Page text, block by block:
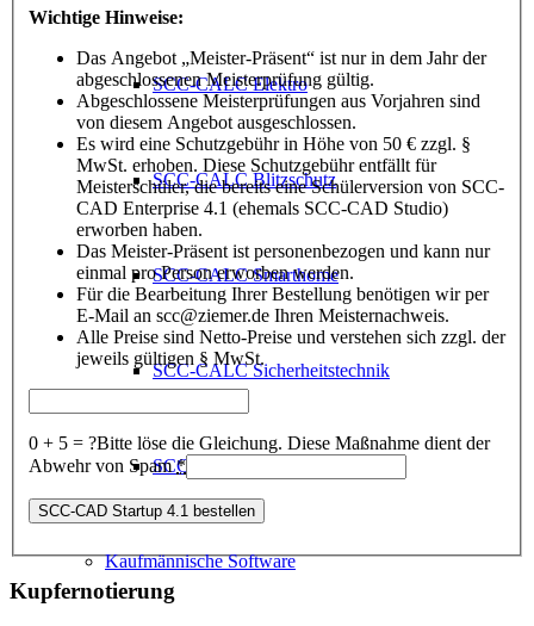
SCC-CALC Elektro
SCC-CALC Blitzschutz
SCC-CALC Smarthome
SCC-CALC Sicherheitstechnik
SCC-Konfigurator
Kaufmännische Software
Wichtige Hinweise:
Das Angebot „Meister-Präsent“ ist nur in dem Jahr der
abgeschlossenen Meisterprüfung gültig.
Abgeschlossene Meisterprüfungen aus Vorjahren sind
von diesem Angebot ausgeschlossen.
Es wird eine Schutzgebühr in Höhe von 50 € zzgl. §
MwSt. erhoben. Diese Schutzgebühr entfällt für
Meisterschüler, die bereits eine Schülerversion von SCC-
CAD Enterprise 4.1 (ehemals SCC-CAD Studio)
erworben haben.
Das Meister-Präsent ist personenbezogen und kann nur
einmal pro Person erworben werden.
Für die Bearbeitung Ihrer Bestellung benötigen wir per
E-Mail an scc@ziemer.de Ihren Meisternachweis.
Alle Preise sind Netto-Preise und verstehen sich zzgl. der
jeweils gültigen § MwSt.
0 + 5 = ?Bitte löse die Gleichung. Diese Maßnahme dient der
Abwehr von Spam*
Kupfernotierung